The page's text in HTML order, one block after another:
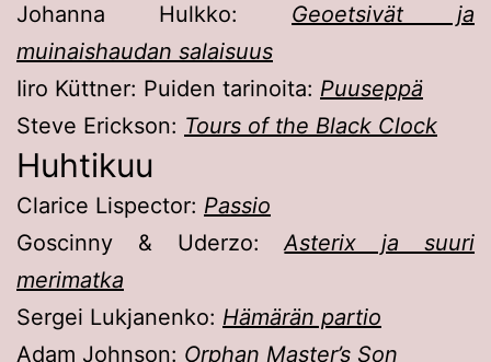
Johanna Hulkko: Geoetsivät ja
muinaishaudan salaisuus
Iiro Küttner: Puiden tarinoita: Puuseppä
Steve Erickson: Tours of the Black Clock
Huhtikuu
Clarice Lispector: Passio
Goscinny & Uderzo:Asterix ja suuri
merimatka
Sergei Lukjanenko: Hämärän partio
Adam Johnson: Orphan Master’s Son